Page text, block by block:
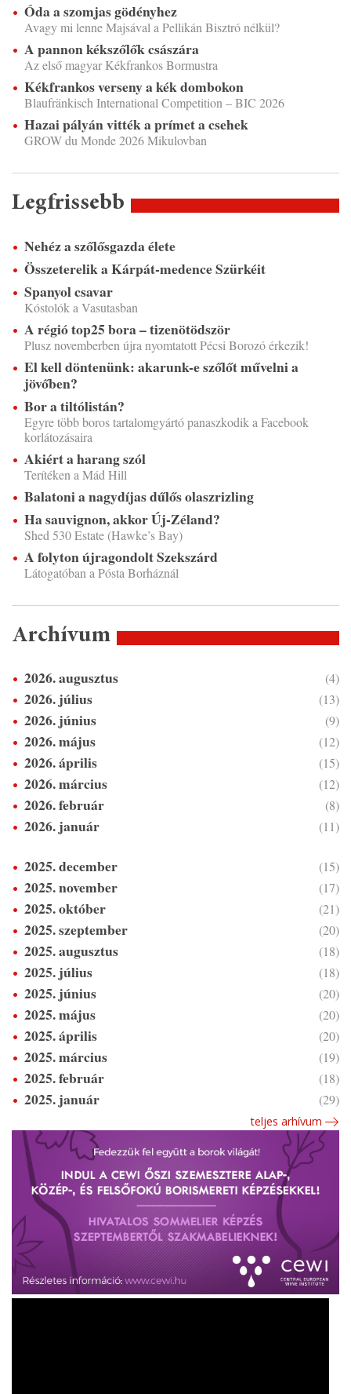
Óda a szomjas gödényhez
Avagy mi lenne Majsával a Pellikán Bisztró nélkül?
A pannon kékszőlők császára
Az első magyar Kékfrankos Bormustra
Kékfrankos verseny a kék dombokon
Blaufränkisch International Competition – BIC 2026
Hazai pályán vitték a prímet a csehek
GROW du Monde 2026 Mikulovban
Legfrissebb
Nehéz a szőlősgazda élete
Összeterelik a Kárpát-medence Szürkéit
Spanyol csavar
Kóstolók a Vasutasban
A régió top25 bora – tizenötödször
Plusz novemberben újra nyomtatott Pécsi Borozó érkezik!
El kell döntenünk: akarunk-e szőlőt művelni a
jövőben?
Bor a tiltólistán?
Egyre több boros tartalomgyártó panaszkodik a Facebook
korlátozásaira
Akiért a harang szól
Terítéken a Mád Hill
Balatoni a nagydíjas dűlős olaszrizling
Ha sauvignon, akkor Új-Zéland?
Shed 530 Estate (Hawke’s Bay)
A folyton újragondolt Szekszárd
Látogatóban a Pósta Borháznál
Archívum
2026. augusztus (4)
2026. július (13)
2026. június (9)
2026. május (12)
2026. április (15)
2026. március (12)
2026. február (8)
2026. január (11)
2025. december (15)
2025. november (17)
2025. október (21)
2025. szeptember (20)
2025. augusztus (18)
2025. július (18)
2025. június (20)
2025. május (20)
2025. április (20)
2025. március (19)
2025. február (18)
2025. január (29)
teljes arhívum